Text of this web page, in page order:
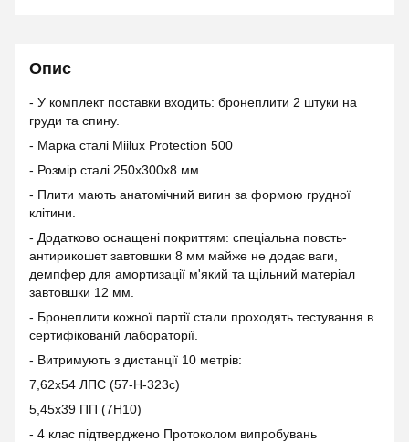
Опис
- У комплект поставки входить: бронеплити 2 штуки на
груди та спину.
- Марка сталі Miilux Protection 500
- Розмір сталі 250х300х8 мм
- Плити мають анатомічний вигин за формою грудної
клітини.
- Додатково оснащені покриттям: спеціальна повсть-
антирикошет завтовшки 8 мм майже не додає ваги,
демпфер для амортизації м'який та щільний матеріал
завтовшки 12 мм.
- Бронеплити кожної партії стали проходять тестування в
сертифікованій лабораторії.
- Витримують з дистанції 10 метрів:
7,62х54 ЛПС (57-Н-323с)
5,45х39 ПП (7Н10)
- 4 клас підтверджено Протоколом випробувань